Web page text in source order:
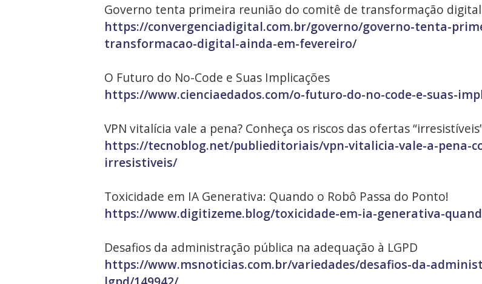
Governo tenta primeira reunião do comitê de transformação
https://convergenciadigital.com.br/governo/governo-tenta-
transformacao-digital-ainda-em-fevereiro/
O Futuro do No-Code e Suas Implicações
https://www.cienciaedados.com/o-futuro-do-no-code-e-suas-
VPN vitalícia vale a pena? Conheça os riscos das ofertas
https://tecnoblog.net/publieditoriais/vpn-vitalicia-vale-a-pena-
irresistiveis/
Toxicidade em IA Generativa: Quando o Robô Passa do Ponto!
https://www.digitizeme.blog/toxicidade-em-ia-generativa-
Desafios da administração pública na adequação à LGPD
https://www.msnoticias.com.br/variedades/desafios-da-